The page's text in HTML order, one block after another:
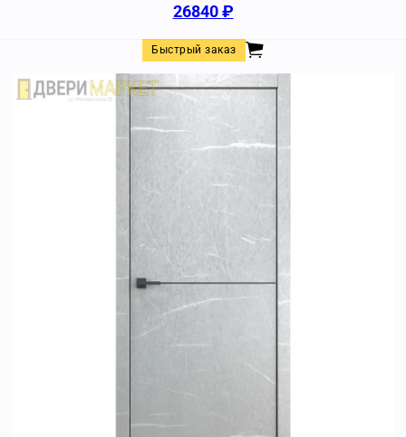
26840₽
Быстрый заказ